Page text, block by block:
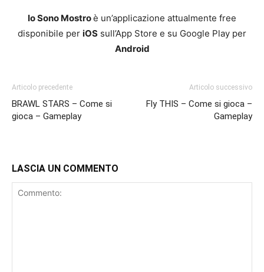
Io Sono Mostroè un’applicazione attualmente free
disponibile per iOS sull’App Store e su Google Play per
Android
Articolo precedente
BRAWL STARS – Come si
gioca – Gameplay
Articolo successivo
Fly THIS – Come si gioca –
Gameplay
LASCIA UN COMMENTO